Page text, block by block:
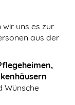
uns es zur
aus der
Wünsche